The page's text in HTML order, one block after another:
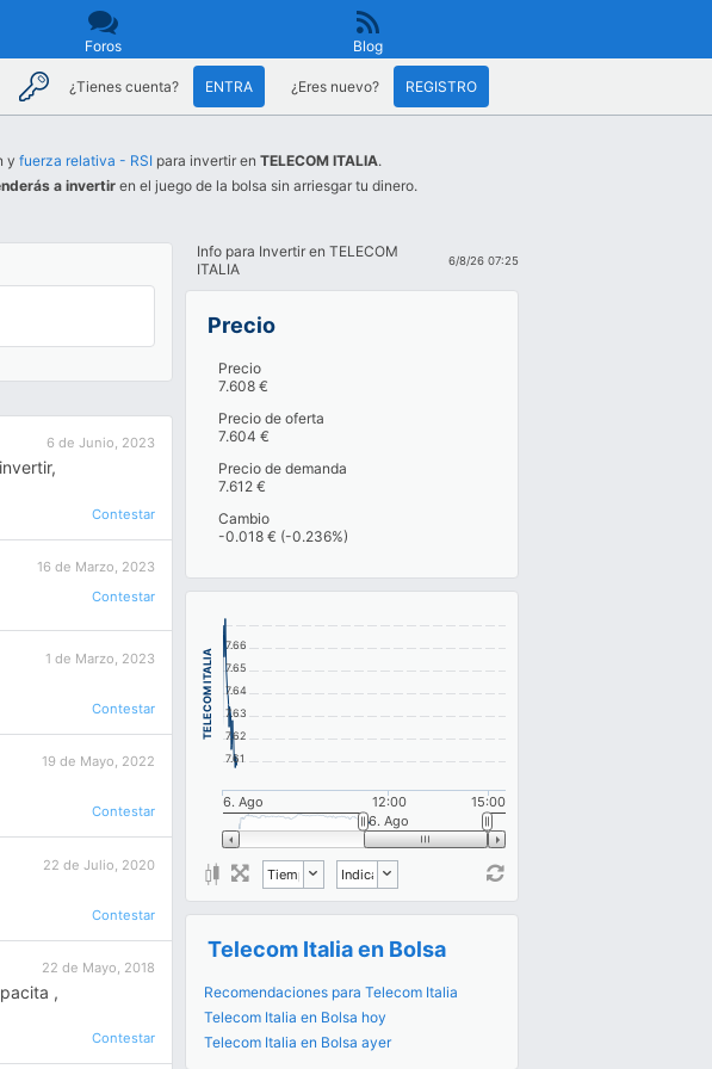
Foros Blog
¿Tienes cuenta? ENTRA ¿Eres nuevo? REGISTRO
y fuerza relativa - RSI para invertir en TELECOM ITALIA.
a invertir en el juego de la bolsa sin arriesgar tu dinero.
6 de Junio, 2023
Contestar
16 de Marzo, 2023
Contestar
1 de Marzo, 2023
Contestar
19 de Mayo, 2022
Contestar
22 de Julio, 2020
Contestar
22 de Mayo, 2018
,
Contestar
Info para Invertir en TELECOM
ITALIA
6/8/26 07:25
Precio
Precio
7.608 €
Precio de oferta
7.604 €
Precio de demanda
7.612 €
Cambio
-0.018 € (-0.236%)
TELECOM ITALIA
6. Ago 12:00 15:00
7.61
7.62
7.63
7.64
7.65
7.66
6. Ago
Telecom Italia en Bolsa
Recomendaciones para Telecom Italia
Telecom Italia en Bolsa hoy
Telecom Italia en Bolsa ayer